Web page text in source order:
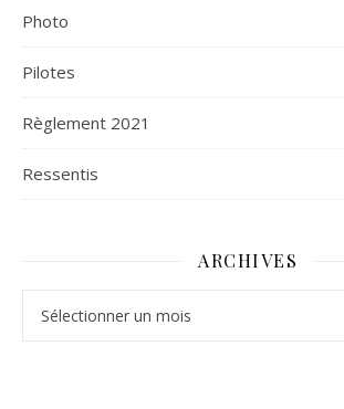
Photo
Pilotes
Règlement 2021
Ressentis
ARCHIVES